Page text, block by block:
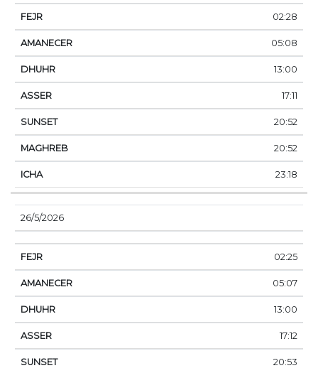
02:28
05:08
13:00
17:11
20:52
20:52
23:18
26/5/2026
02:25
05:07
13:00
17:12
20:53